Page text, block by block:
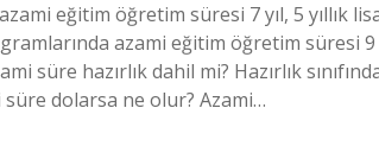
eğitim öğretim süresi 7 yıl, 5 yıllık
azami eğitim öğretim süresi
süre hazırlık dahil mi? Hazırlık
dolarsa ne olur? Azami…